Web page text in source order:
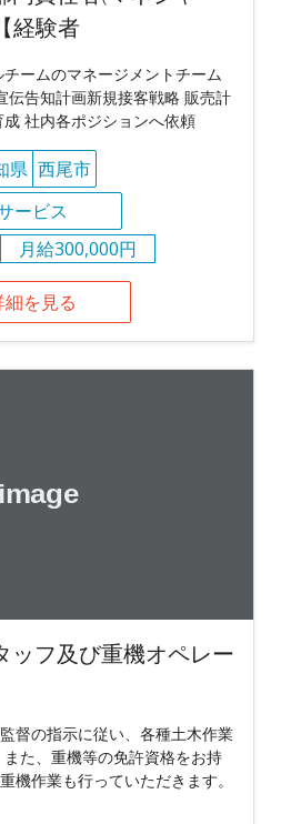
経験者
チームのマネージメントチーム
伝告知計画新規接客戦略 販売計
社内各ポジションへ依頼
県 西尾市
ービス
月給300,000円
細を見る
ッフ及び重機オペレー
督の指示に従い、各種土木作業
た、重機等の免許資格をお持
機作業も行っていただきます。